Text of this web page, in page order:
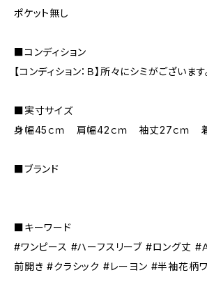
ポケット無し
■コンディション
【コンディション：Ｂ】所々にシミがございます
■実寸サイズ
身幅45ｃｍ 肩幅42ｃｍ 袖丈27ｃｍ 着
■ブランド
■キーワード
#ワンピース #ハーフスリーブ #ロング丈
前開き #クラシック #レーヨン #半袖花柄